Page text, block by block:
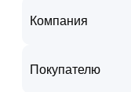
Компания
Покупателю